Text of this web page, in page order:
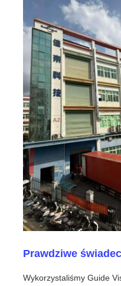
Prawdziwe
Wykorzystaliśmy Guide